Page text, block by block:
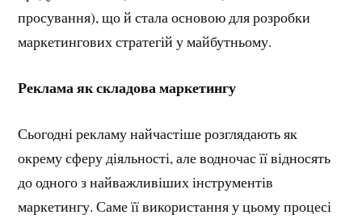
просування), що й стала основою для розробки
маркетингових стратегій у майбутньому.
Реклама як складова маркетингу
Сьогодні рекламу найчастіше розглядають як
окрему сферу діяльності, але водночас її відносять
до одного з найважливіших інструментів
маркетингу. Саме її використання у цьому процесі